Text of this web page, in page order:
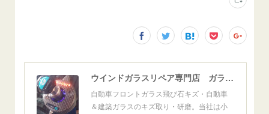
ウインドガラスリペア専門店 ガラスリペア・ヨシダ グラスウェルドジャパン 正規施工店 小松市
自動車フロントガラス飛び石キズ・自動車
＆建築ガラスのキズ取り・研磨。当社は小